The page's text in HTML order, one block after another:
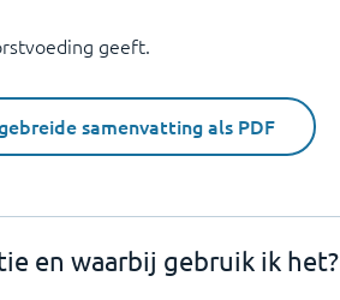
geeft.
samenvatting als PDF
en waarbij gebruik ik het?